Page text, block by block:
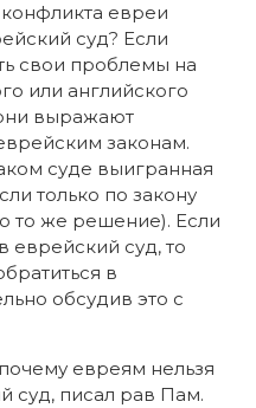
конфликта евреи
суд? Если
свои проблемы на
или английского
выражают
законам.
суде выигранная
только по закону
то же решение). Если
еврейский суд, то
в
обсудив это с
евреям нельзя
суд, писал рав Пам.